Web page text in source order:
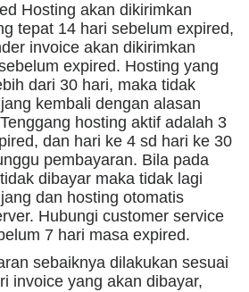
Hosting akan dikirimkan
tepat 14 hari sebelum expired,
invoice akan dikirimkan
expired. Hosting yang
dari 30 hari, maka tidak
kembali dengan alasan
hosting aktif adalah 3
dan hari ke 4 sd hari ke 30
pembayaran. Bila pada
dibayar maka tidak lagi
dan hosting otomatis
Hubungi customer service
7 hari masa expired.
sebaiknya dilakukan sesuai
invoice yang akan dibayar,